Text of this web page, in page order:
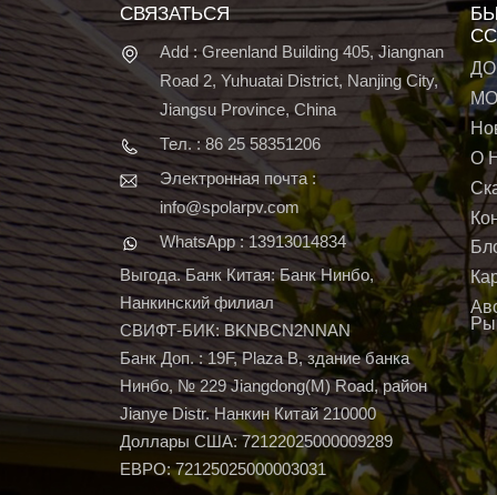
СВЯЗАТЬСЯ
Add : Greenland Building 405, Jiangnan
Road 2, Yuhuatai District, Nanjing City,
Jiangsu Province, China
Тел. : 86 25 58351206
Электронная почта :
info@spolarpv.com
WhatsApp : 13913014834
Выгода. Банк Китая: Банк Нинбо,
Нанкинский филиал
СВИФТ-БИК: BKNBCN2NNAN
Банк Доп. : 19F, Plaza B, здание банка
Нинбо, № 229 Jiangdong(M) Road, район
Jianye Distr. Нанкин Китай 210000
Доллары США: 72122025000009289
ЕВРО: 72125025000003031
О